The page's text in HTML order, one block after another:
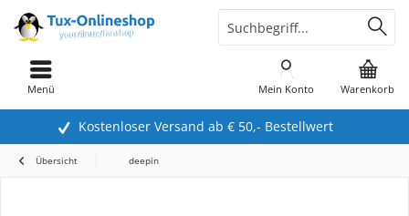
Kostenloser Versand ab € 50,- Bestellwert
Warenkorb
Mein Konto
Menü
Übersicht deepin